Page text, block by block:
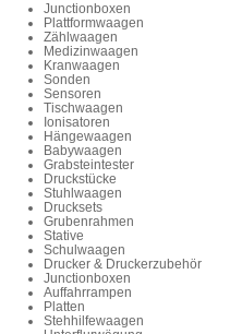
Junctionboxen
Plattformwaagen
Zählwaagen
Medizinwaagen
Kranwaagen
Sonden
Sensoren
Tischwaagen
Ionisatoren
Hängewaagen
Babywaagen
Grabsteintester
Druckstücke
Stuhlwaagen
Drucksets
Grubenrahmen
Stative
Schulwaagen
Drucker & Druckerzubehör
Junctionboxen
Auffahrrampen
Platten
Stehhilfewaagen